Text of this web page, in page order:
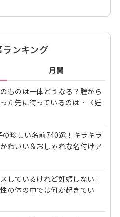
ランキング
月間
ものは一体どうなる？腟から
た先に待っているのは…〈妊
の珍しい名前740選！キラキラ
わいい＆おしゃれな名付けア
しているけれど妊娠しない」
の体の中では何が起きてい